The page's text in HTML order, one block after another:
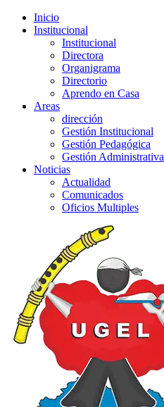
Inicio
Institucional
Institucional
Directora
Organigrama
Directorio
Aprendo en Casa
Areas
dirección
Gestión Institucional
Gestión Pedagógica
Gestión Administrativa
Noticias
Actualidad
Comunicados
Oficios Multiples